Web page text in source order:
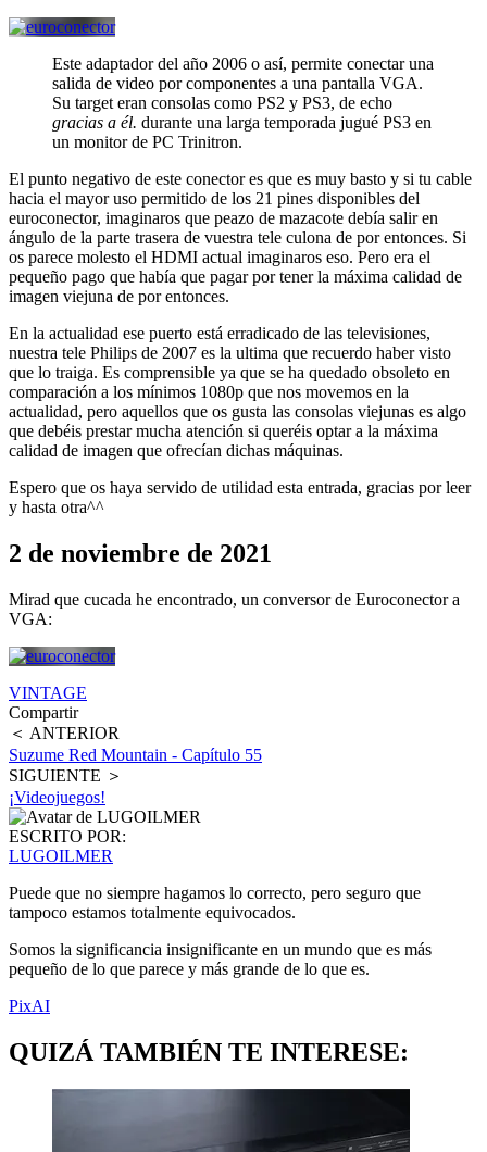
Este adaptador del año 2006 o así, permite conectar una
salida de video por componentes a una pantalla VGA.
Su target eran consolas como PS2 y PS3, de echo
gracias a él. durante una larga temporada jugué PS3 en
un monitor de PC Trinitron.
El punto negativo de este conector es que es muy basto y si tu cable
hacia el mayor uso permitido de los 21 pines disponibles del
euroconector, imaginaros que peazo de mazacote debía salir en
ángulo de la parte trasera de vuestra tele culona de por entonces. Si
os parece molesto el HDMI actual imaginaros eso. Pero era el
pequeño pago que había que pagar por tener la máxima calidad de
imagen viejuna de por entonces.
En la actualidad ese puerto está erradicado de las televisiones,
nuestra tele Philips de 2007 es la ultima que recuerdo haber visto
que lo traiga. Es comprensible ya que se ha quedado obsoleto en
comparación a los mínimos 1080p que nos movemos en la
actualidad, pero aquellos que os gusta las consolas viejunas es algo
que debéis prestar mucha atención si queréis optar a la máxima
calidad de imagen que ofrecían dichas máquinas.
Espero que os haya servido de utilidad esta entrada, gracias por leer
y hasta otra^^
2 de noviembre de 2021
Mirad que cucada he encontrado, un conversor de Euroconector a
VGA:
VINTAGE
Compartir
＜ ANTERIOR
Suzume Red Mountain - Capítulo 55
SIGUIENTE ＞
¡Videojuegos!
ESCRITO POR:
LUGOILMER
Puede que no siempre hagamos lo correcto, pero seguro que
tampoco estamos totalmente equivocados.
Somos la significancia insignificante en un mundo que es más
pequeño de lo que parece y más grande de lo que es.
PixAI
QUIZÁ TAMBIÉN TE INTERESE: